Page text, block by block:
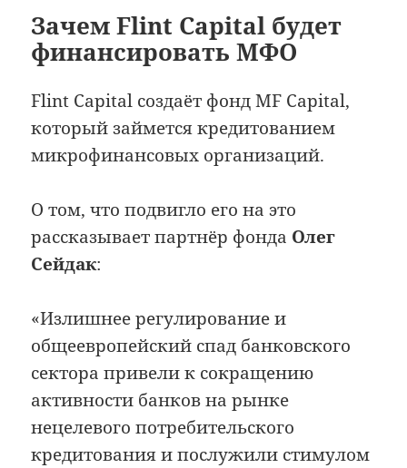
Зачем Flint Capital будет
финансировать МФО
Flint Capital создаёт фонд MF Capital,
который займется кредитованием
микрофинансовых организаций.
О том, что подвигло его на это
рассказывает партнёр фонда Олег
Сейдак:
«Излишнее регулирование и
общеевропейский спад банковского
сектора привели к сокращению
активности банков на рынке
нецелевого потребительского
кредитования и послужили стимулом